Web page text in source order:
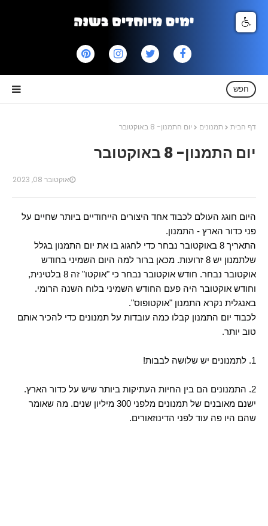
חפש
דף הבית תמנונים יום התמנון- 8 באוקטובר
יום התמנון- 8 באוקטובר
אוקטובר 08, 2023
היום חוגג העולם לכבוד אחד היצורים הייחודיים ביותר שחיים על
פני כדור הארץ - התמנון.
התאריך 8 באוקטובר נבחר כדי לחגוג בו את יום התמנון בגלל
שלתמנון יש 8 זרועות. מכאן ברור למה היום השמיני בחודש
אוקטובר נבחר. חודש אוקטובר נבחר כי "אוקטו" זה 8 בלטינית,
וחודש אוקטובר היה פעם החודש השמיני בלוח השנה הרומי.
באנגלית נקרא התמנון "אוקטופוס".
לכבוד יום התמנון קבלו כמה עובדות על תמנונים כדי להכיר אותם
טוב יותר.
1. לתמנונים יש שלושה לבבות!
2. התמנונים הם בין החיות העתיקות ביותר שיש על כדור הארץ.
ישנם מאובנים של תמנונים מלפני 300 מיליון שנים. מה שאומר
שהם היו פה עוד לפני הדינוזאורים.